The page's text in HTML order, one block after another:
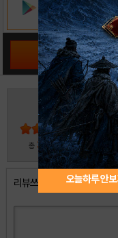
3
총 30 명 참여
1
리뷰쓰기 오늘하루 안보